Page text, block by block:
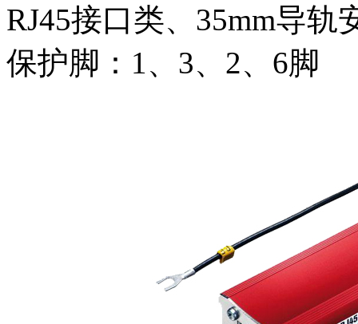
RJ45接口类、35mm导轨
保护脚：1、3、2、6脚